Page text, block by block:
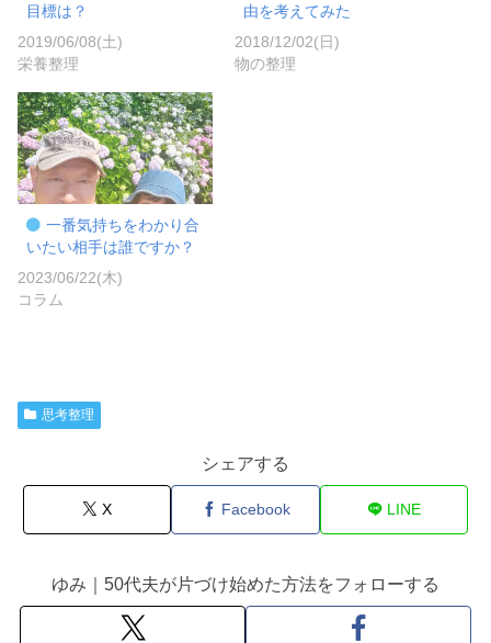
目標は？
2019/06/08(土)
栄養整理
由を考えてみた
2018/12/02(日)
物の整理
一番気持ちをわかり合
いたい相手は誰ですか？
2023/06/22(木)
コラム
思考整理
シェアする
X Facebook LINE
ゆみ｜50代夫が片づけ始めた方法をフォローする